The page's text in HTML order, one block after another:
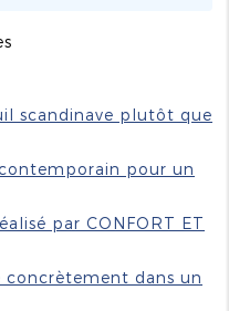
scandinave plutôt que
pour un
par CONFORT ET
dans un